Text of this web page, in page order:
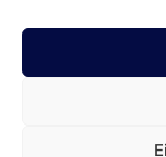
Aktuell